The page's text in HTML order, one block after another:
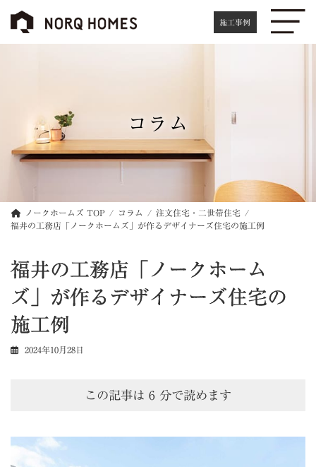
施工事例
コラム
ノークホームズ TOP コラム
注文住宅・二世帯住宅
福井の工務店「ノークホームズ」が作るデザイナーズ住宅の施工例
福井の工務店「ノークホーム
ズ」が作るデザイナーズ住宅の
施工例
2024年10月28日
この記事は 6 分で読めます